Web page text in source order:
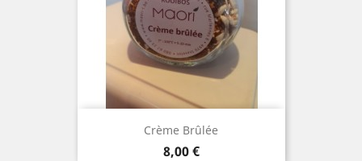
Crème Brûlée
Prix
8,00 €